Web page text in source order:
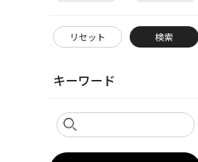
リセット 検索
キーワード